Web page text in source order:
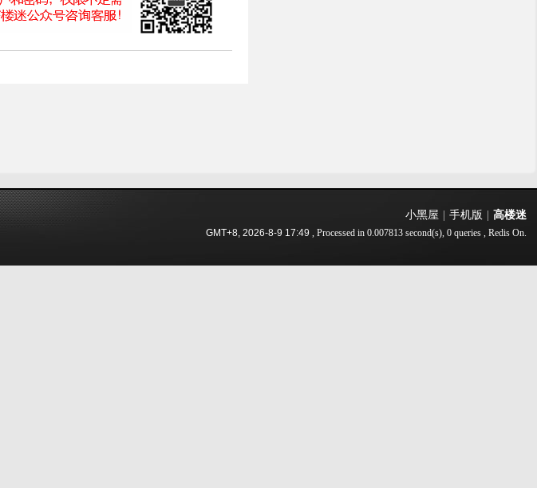
小黑屋 手机版 高楼迷
GMT+8, 2026-8-9 17:49 , Processed in 0.007813 second(s), 0 queries , Redis On.